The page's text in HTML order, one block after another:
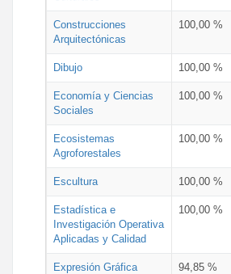
Construcciones
Arquitectónicas
100,00 %
Dibujo 100,00 %
Economía y Ciencias
Sociales
100,00 %
Ecosistemas
Agroforestales
100,00 %
Escultura 100,00 %
Estadística e
Investigación Operativa
Aplicadas y Calidad
100,00 %
Expresión Gráfica
94,85 %